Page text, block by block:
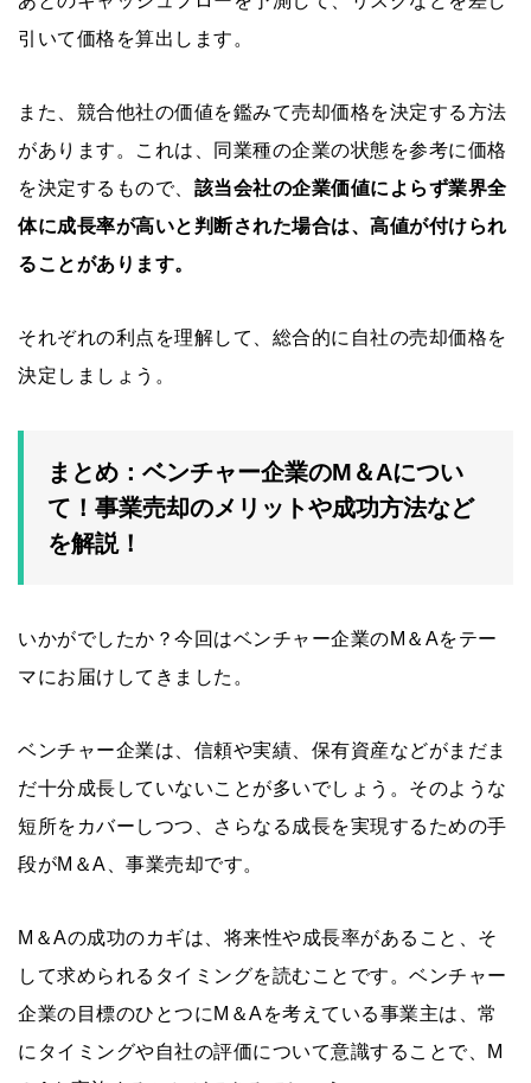
引いて価格を算出します。
また、競合他社の価値を鑑みて売却価格を決定する方法
があります。これは、同業種の企業の状態を参考に価格
を決定するもので、 該当会社の企業価値によらず業界全
体に成長率が高いと判断された場合は、高値が付けられ
ることがあります。
それぞれの利点を理解して、総合的に自社の売却価格を
決定しましょう。
まとめ：ベンチャー企業のM＆Aについ
て！事業売却のメリットや成功方法など
を解説！
いかがでしたか？今回はベンチャー企業のM＆Aをテー
マにお届けしてきました。
ベンチャー企業は、信頼や実績、保有資産などがまだま
だ十分成長していないことが多いでしょう。そのような
短所をカバーしつつ、さらなる成長を実現するための手
段がM＆A、事業売却です。
M＆Aの成功のカギは、将来性や成長率があること、そ
して求められるタイミングを読むことです。ベンチャー
企業の目標のひとつにM＆Aを考えている事業主は、常
にタイミングや自社の評価について意識することで、M